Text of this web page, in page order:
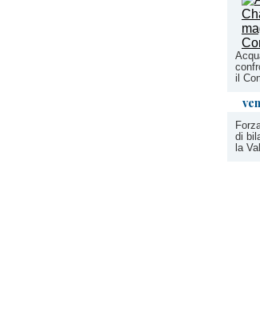
il
di
la